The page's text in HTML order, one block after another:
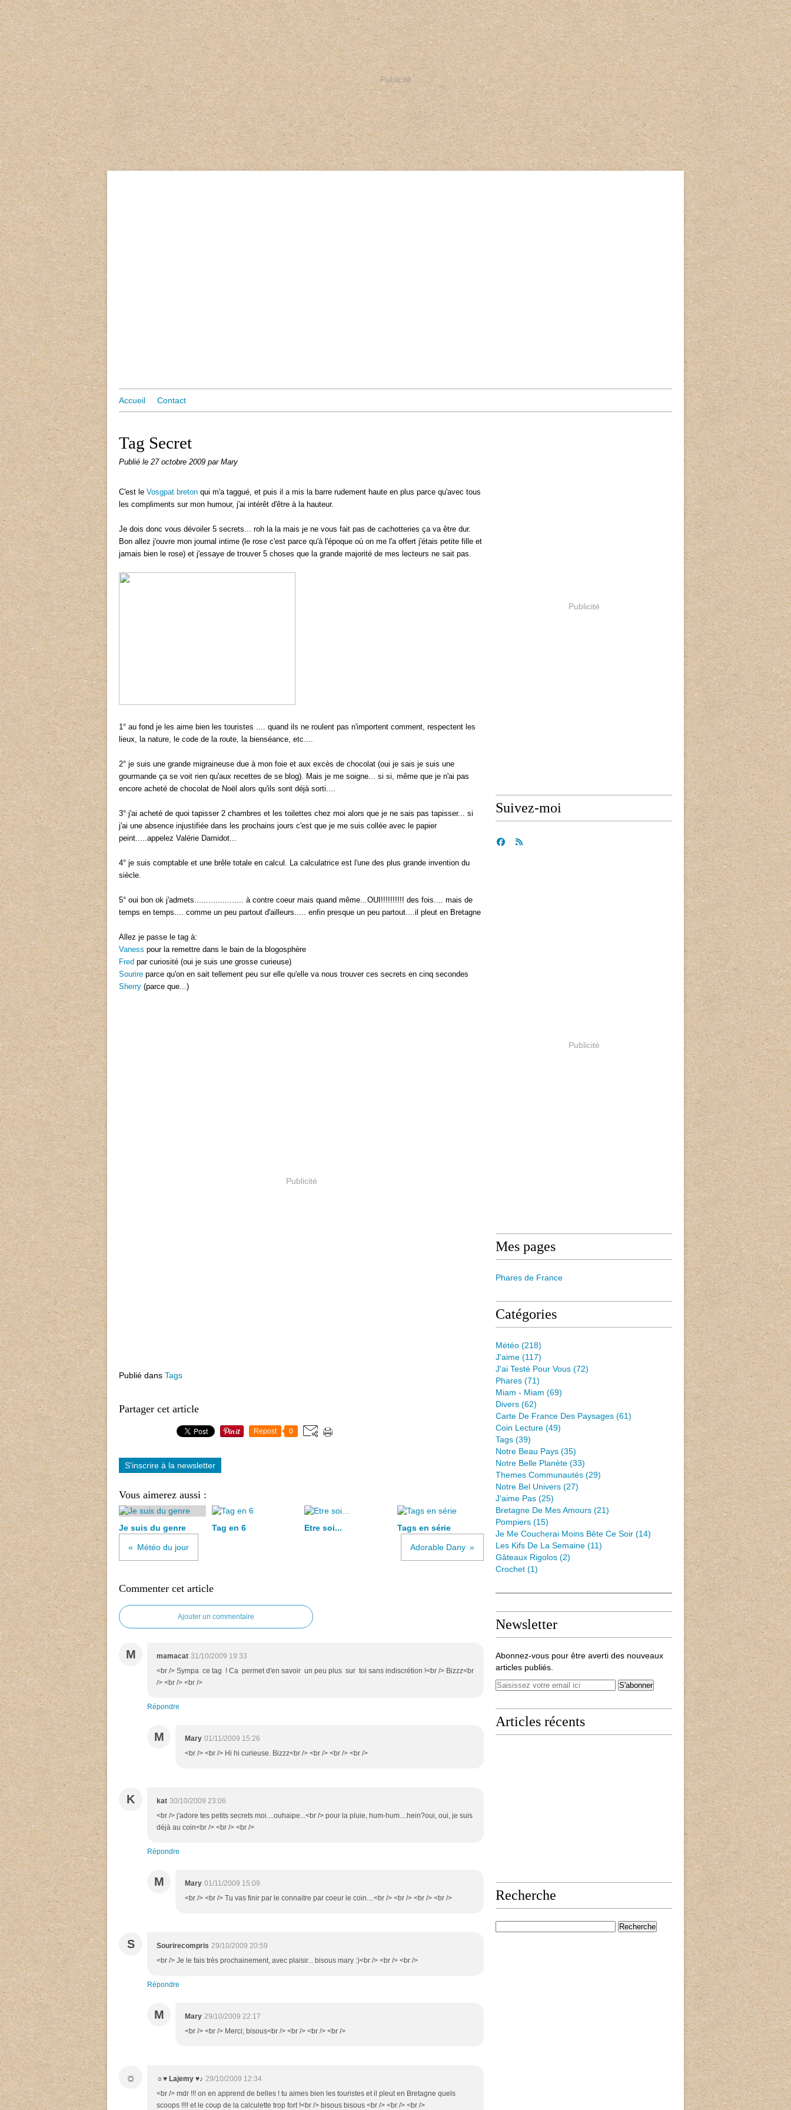
Publicité
Accueil Contact
Tag Secret
Publié le 27 octobre 2009 par Mary
C'est le Vosgpat breton qui m'a taggué, et puis il a mis la barre rudement haute en plus parce qu'avec tous
les compliments sur mon humour, j'ai intérêt d'être à la hauteur.
Je dois donc vous dévoiler 5 secrets... roh la la mais je ne vous fait pas de cachotteries ça va être dur.
Bon allez j'ouvre mon journal intime (le rose c'est parce qu'à l'époque où on me l'a offert j'étais petite fille et
jamais bien le rose) et j'essaye de trouver 5 choses que la grande majorité de mes lecteurs ne sait pas.
1° au fond je les aime bien les touristes .... quand ils ne roulent pas n'importent comment, respectent les
lieux, la nature, le code de la route, la bienséance, etc....
2° je suis une grande migraineuse due à mon foie et aux excès de chocolat (oui je sais je suis une
gourmande ça se voit rien qu'aux recettes de se blog). Mais je me soigne... si si, même que je n'ai pas
encore acheté de chocolat de Noël alors qu'ils sont déjà sorti....
3° j'ai acheté de quoi tapisser 2 chambres et les toilettes chez moi alors que je ne sais pas tapisser... si
j'ai une absence injustifiée dans les prochains jours c'est que je me suis collée avec le papier
peint.....appelez Valérie Damidot...
4° je suis comptable et une brêle totale en calcul. La calculatrice est l'une des plus grande invention du
siècle.
5° oui bon ok j'admets..................... à contre coeur mais quand même...OUI!!!!!!!!!! des fois.... mais de
temps en temps.... comme un peu partout d'ailleurs..... enfin presque un peu partout....il pleut en Bretagne
Allez je passe le tag à:
Vaness pour la remettre dans le bain de la blogosphère
Fred par curiosité (oui je suis une grosse curieuse)
Sourire parce qu'on en sait tellement peu sur elle qu'elle va nous trouver ces secrets en cinq secondes
Sherry (parce que...)
Publicité
Publié dans Tags
Partager cet article
Repost 0
S'inscrire à la newsletter
Vous aimerez aussi :
Je suis du genre Tag en 6 Etre soi... Tags en série
Météo du jour Adorable Dany
Commenter cet article
Ajouter un commentaire
M mamacat 31/10/2009 19:33
<br /> Sympa ce tag ! Ca permet d'en savoir un peu plus sur toi sans indiscrétion !<br /> Bizzz<br
/> <br /> <br />
Répondre
M Mary 01/11/2009 15:26
<br /> <br /> Hi hi curieuse. Bizzz<br /> <br /> <br /> <br />
K kat 30/10/2009 23:06
<br /> j'adore tes petits secrets moi....ouhaipe...<br /> pour la pluie, hum-hum....hein?oui, oui, je suis
déjà au coin<br /> <br /> <br />
Répondre
M Mary 01/11/2009 15:09
<br /> <br /> Tu vas finir par le connaitre par coeur le coin....<br /> <br /> <br /> <br />
S Sourirecompris 29/10/2009 20:59
<br /> Je le fais très prochainement, avec plaisir... bisous mary :)<br /> <br /> <br />
Répondre
M Mary 29/10/2009 22:17
<br /> <br /> Merci; bisous<br /> <br /> <br /> <br />
☼ ☼♥ Lajemy ♥♪ 29/10/2009 12:34
<br /> mdr !!! on en apprend de belles ! tu aimes bien les touristes et il pleut en Bretagne quels
scoops !!!! et le coup de la calculette trop fort !<br /> bisous bisous <br /> <br /> <br />
Publicité
Suivez-moi
Publicité
Mes pages
Phares de France
Catégories
Météo (218)
J'aime (117)
J'ai Testé Pour Vous (72)
Phares (71)
Miam - Miam (69)
Divers (62)
Carte De France Des Paysages (61)
Coin Lecture (49)
Tags (39)
Notre Beau Pays (35)
Notre Belle Planète (33)
Themes Communautés (29)
Notre Bel Univers (27)
J'aime Pas (25)
Bretagne De Mes Amours (21)
Pompiers (15)
Je Me Coucherai Moins Bête Ce Soir (14)
Les Kifs De La Semaine (11)
Gâteaux Rigolos (2)
Crochet (1)
Newsletter
Abonnez-vous pour être averti des nouveaux
articles publiés.
Articles récents
Recherche